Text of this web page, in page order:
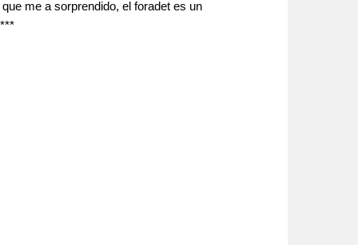
me a sorprendido, el foradet es un